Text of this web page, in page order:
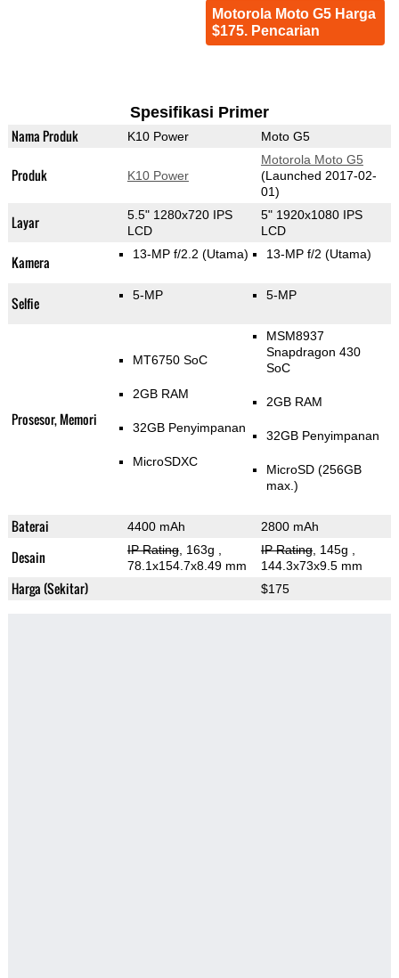
Motorola Moto G5 Harga
$175. Pencarian
Spesifikasi Primer
Nama Produk K10 Power Moto G5
Produk K10 Power
Motorola Moto G5
(Launched 2017-02-
01)
Layar
5.5" 1280x720 IPS
LCD
5" 1920x1080 IPS
LCD
Kamera 13-MP f/2.2 (Utama) 13-MP f/2 (Utama)
Selfie 5-MP 5-MP
Prosesor, Memori
MT6750 SoC
2GB RAM
32GB Penyimpanan
MicroSDXC
MSM8937
Snapdragon 430
SoC
2GB RAM
32GB Penyimpanan
MicroSD (256GB
max.)
Baterai 4400 mAh 2800 mAh
Desain IP Rating, 163g
78.1x154.7x8.49 mm
IP Rating, 145g
144.3x73x9.5 mm
Harga (Sekitar) $175